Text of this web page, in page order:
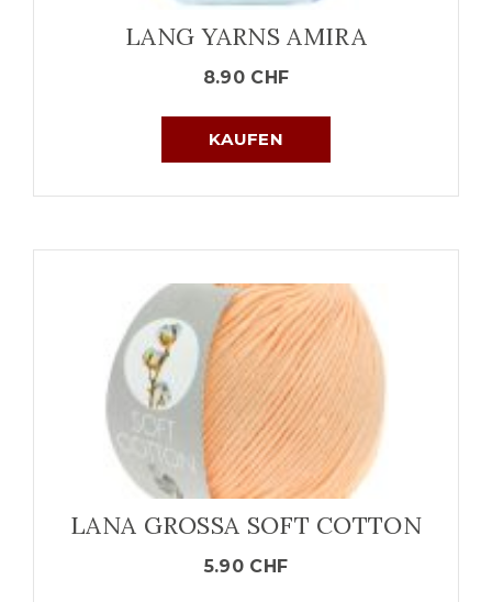
LANG YARNS AMIRA
8.90 CHF
KAUFEN
LANA GROSSA SOFT COTTON
5.90 CHF